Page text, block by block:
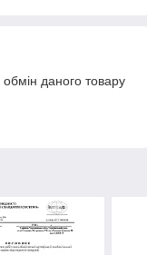
даного товару